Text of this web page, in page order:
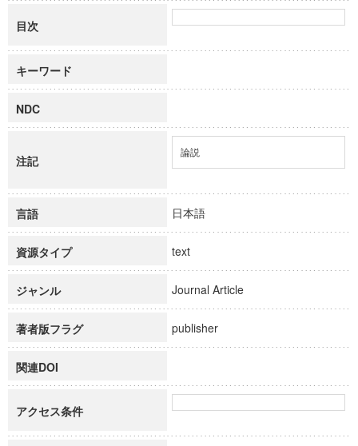
目次
キーワード
NDC
注記
論説
言語 日本語
資源タイプ text
ジャンル Journal Article
著者版フラグ publisher
関連DOI
アクセス条件